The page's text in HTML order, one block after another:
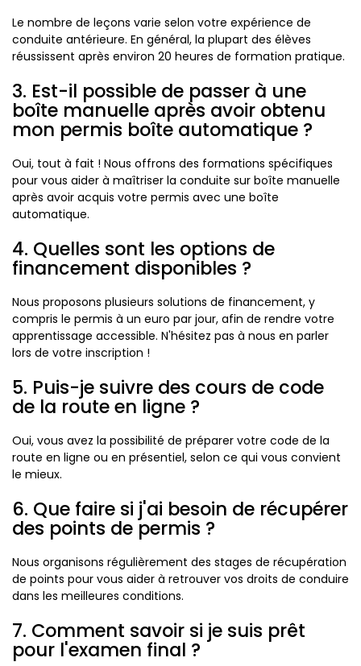
Le nombre de leçons varie selon votre expérience de
conduite antérieure. En général, la plupart des élèves
réussissent après environ 20 heures de formation pratique.
3. Est-il possible de passer à une
boîte manuelle après avoir obtenu
mon permis boîte automatique ?
Oui, tout à fait ! Nous offrons des formations spécifiques
pour vous aider à maîtriser la conduite sur boîte manuelle
après avoir acquis votre permis avec une boîte
automatique.
4. Quelles sont les options de
financement disponibles ?
Nous proposons plusieurs solutions de financement, y
compris le permis à un euro par jour, afin de rendre votre
apprentissage accessible. N'hésitez pas à nous en parler
lors de votre inscription !
5. Puis-je suivre des cours de code
de la route en ligne ?
Oui, vous avez la possibilité de préparer votre code de la
route en ligne ou en présentiel, selon ce qui vous convient
le mieux.
6. Que faire si j'ai besoin de récupérer
des points de permis ?
Nous organisons régulièrement des stages de récupération
de points pour vous aider à retrouver vos droits de conduire
dans les meilleures conditions.
7. Comment savoir si je suis prêt
pour l'examen final ?